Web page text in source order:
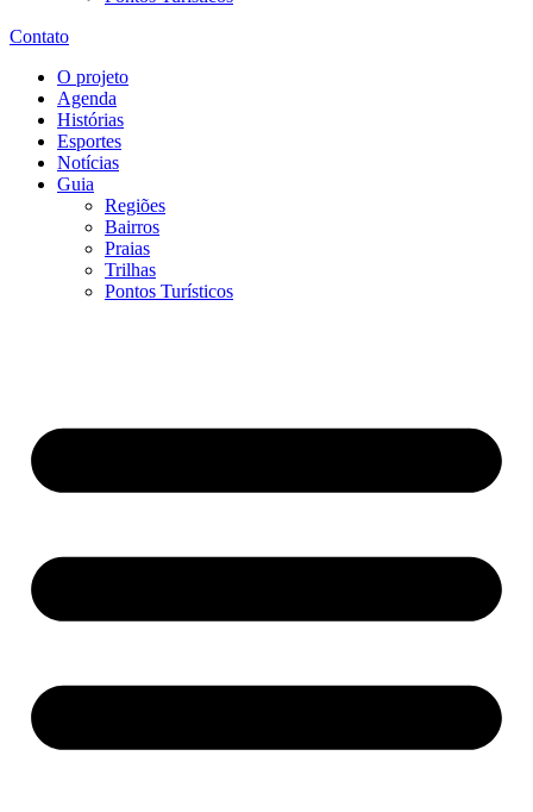
Contato
O projeto
Agenda
Histórias
Esportes
Notícias
Guia
Regiões
Bairros
Praias
Trilhas
Pontos Turísticos